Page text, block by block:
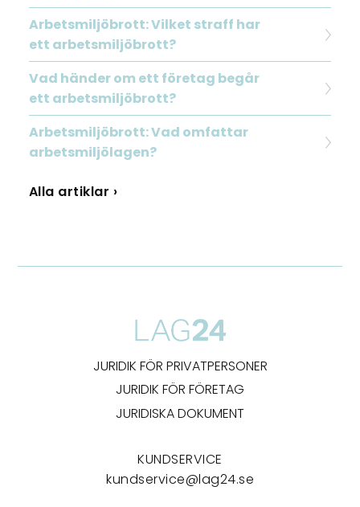
Arbetsmiljöbrott: Vilket straff har
ett arbetsmiljöbrott?
Vad händer om ett företag begår
ett arbetsmiljöbrott?
Arbetsmiljöbrott: Vad omfattar
arbetsmiljölagen?
Alla artiklar ›
JURIDIK FÖR PRIVATPERSONER
JURIDIK FÖR FÖRETAG
JURIDISKA DOKUMENT
KUNDSERVICE
kundservice@lag24.se